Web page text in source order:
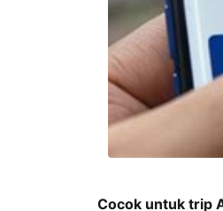
Anda.
Cocok untuk trip